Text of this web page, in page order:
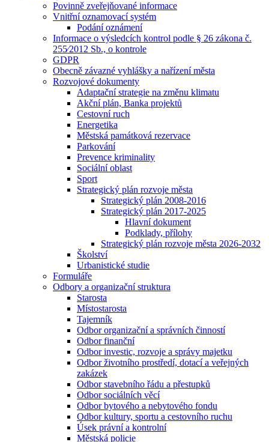
Povinně zveřejňované informace
Vnitřní oznamovací systém
Podání oznámení
Informace o výsledcích kontrol podle § 26 zákona č.
255⁄2012 Sb., o kontrole
GDPR
Obecně závazné vyhlášky a nařízení města
Rozvojové dokumenty
Adaptační strategie na změnu klimatu
Akční plán, Banka projektů
Cestovní ruch
Energetika
Městská památková rezervace
Parkování
Prevence kriminality
Sociální oblast
Sport
Strategický plán rozvoje města
Strategický plán 2008-2016
Strategický plán 2017-2025
Hlavní dokument
Podklady, přílohy
Strategický plán rozvoje města 2026-2032
Školství
Urbanistické studie
Formuláře
Odbory a organizační struktura
Starosta
Místostarosta
Tajemník
Odbor organizační a správních činností
Odbor finanční
Odbor investic, rozvoje a správy majetku
Odbor životního prostředí, dotací a veřejných
zakázek
Odbor stavebního řádu a přestupků
Odbor sociálních věcí
Odbor bytového a nebytového fondu
Odbor kultury, sportu a cestovního ruchu
Úsek právní a kontrolní
Městská policie